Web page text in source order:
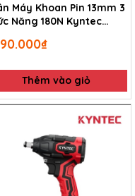
Máy Khoan Pin 13mm 3
Năng 180N Kyntec
Thêm vào giỏ